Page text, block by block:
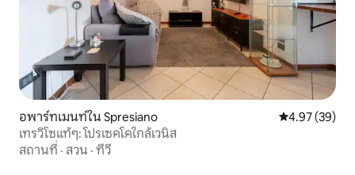
อพาร์ทเมนท์ใน Spresiano คะแนนเฉลี่ย
4.97 (39)
เทรวิโซแท้ๆ: โปรเซคโคใกล้เวนิส
สถานที่ · สวน · ทีวี